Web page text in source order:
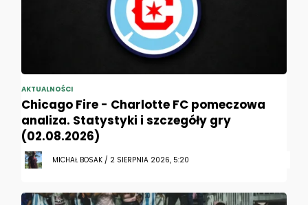
AKTUALNOŚCI
Chicago Fire - Charlotte FC pomeczowa
analiza. Statystyki i szczegóły gry
(02.08.2026)
MICHAŁ BOSAK / 2 SIERPNIA 2026, 5:20